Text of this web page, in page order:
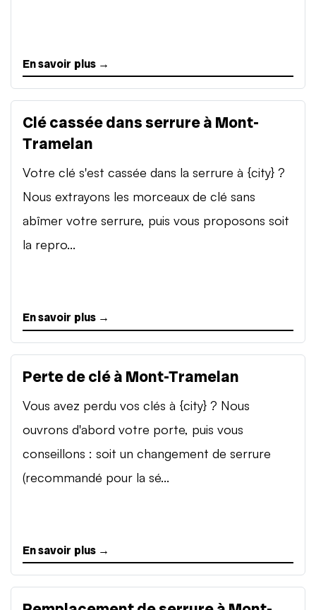
En savoir plus →
Clé cassée dans serrure à Mont-
Tramelan
Votre clé s'est cassée dans la serrure à {city} ?
Nous extrayons les morceaux de clé sans
abîmer votre serrure, puis vous proposons soit
la repro...
En savoir plus →
Perte de clé à Mont-Tramelan
Vous avez perdu vos clés à {city} ? Nous
ouvrons d'abord votre porte, puis vous
conseillons : soit un changement de serrure
(recommandé pour la sé...
En savoir plus →